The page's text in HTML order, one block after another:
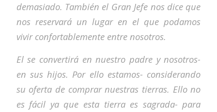
demasiado. También el Gran Jefe nos dice que
nos reservará un lugar en el que podamos
vivir confortablemente entre nosotros.
El se convertirá en nuestro padre y nosotros-
en sus hijos. Por ello estamos- considerando
su oferta de comprar nuestras tierras. Ello no
es fácil ya que esta tierra es sagrada- para